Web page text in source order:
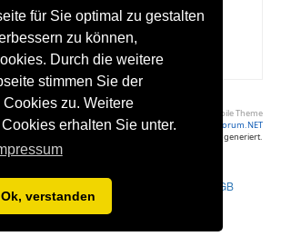
für Sie optimal zu gestalten
zu können,
Durch die weitere
stimmen Sie der
zu. Weitere
erhalten Sie unter.
Ok, verstanden
Yaf Mobile Theme
by YAF.NET|YAF.NET © 2003-2026, Yet Another Forum.NET
Diese Seite wurde in 0.039 Sekunden generiert.
Werbung buchen AGB